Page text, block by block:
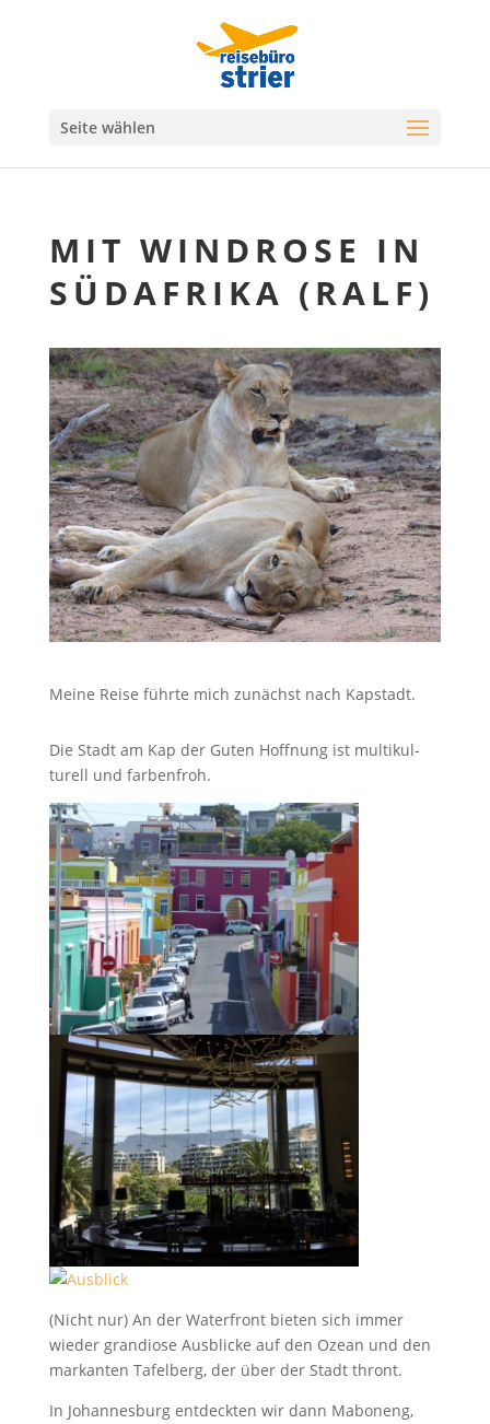
Seite wählen
MIT WINDROSE IN
SÜDAFRIKA (RALF)
Meine Reise führte mich zunächst nach Kapstadt.
Die Stadt am Kap der Guten Hoff­nung ist mul­ti­kul­
turell und farbenfroh.
(Nicht nur) An der Water­front bieten sich immer
wieder grandiose Aus­blicke auf den Ozean und den
markan­ten Tafel­berg, der über der Stadt thront.
In Johan­nes­burg ent­deck­ten wir dann Mabo­neng,